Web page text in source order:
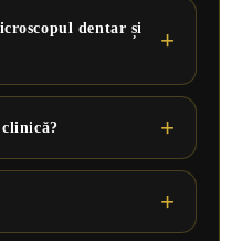
dentar și